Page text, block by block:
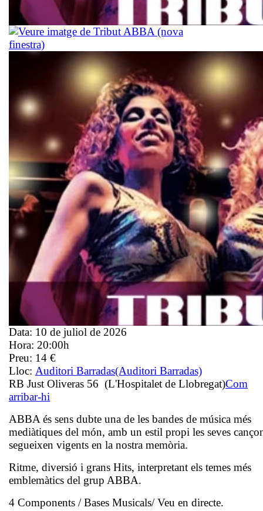
Data: 10 de juliol de 2026
Hora: 20:00h
Preu: 14 €
Lloc: Auditori Barradas(Auditori Barradas)
RB Just Oliveras 56 (L'Hospitalet de Llobregat)Com
arribar-hi
ABBA és sens dubte una de les bandes de música més
mediàtiques del món, amb un estil propi les seves
segueixen vigents en la nostra memòria.
Ritme, diversió i grans Hits, interpretant els temes més
emblemàtics del grup ABBA.
4 Components / Bases Musicals/ Veu en directe.